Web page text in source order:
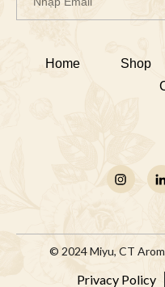
Home Shop
© 2024 Miyu, CT
Privacy Policy